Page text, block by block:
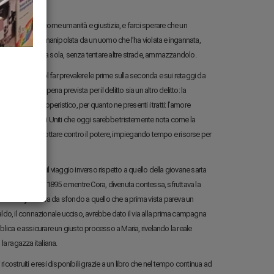
più alti, come umanità e giustizia, e farci sperare che un
una donna manipolata da un uomo che l’ha violata e ingannata,
giustizia da sola, senza tentare altre strade, ammazzandolo.
che vuol far prevalere le prime sulla seconda e sui retaggi da
che la pena prevista per il delitto sia un altro delitto: la
un soggetto operistico, per quanto ne presenti i tratti: l’amore
negli Stati Uniti che oggi sarebbe tristemente nota come la
pronta a lottare contro il potere, impiegando tempo e risorse per
compiuto il viaggio inverso rispetto a quello della giovane sarta
a Udine. Era il 1895 e mentre Cora, divenuta contessa, sfruttava la
faceva da sfondo a quello che a prima vista pareva un
il connazionale ucciso, avrebbe dato il via alla prima campagna
e assicurare un giusto processo a Maria, rivelando la reale
ragazza italiana.
e resi disponibili grazie a un libro che nel tempo continua ad